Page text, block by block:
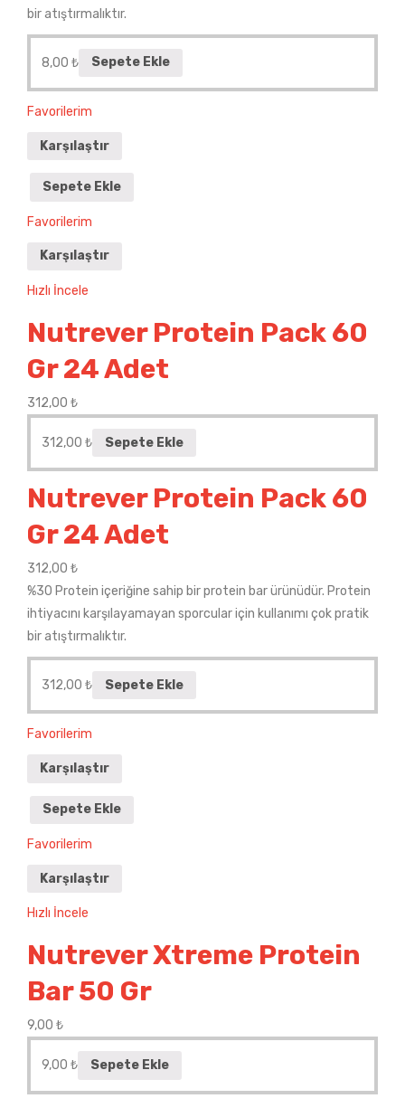
bir atıştırmalıktır.
8,00 ₺ Sepete Ekle
Favorilerim
Karşılaştır
Sepete Ekle
Favorilerim
Karşılaştır
Hızlı İncele
Nutrever Protein Pack 60
Gr 24 Adet
312,00 ₺
312,00 ₺ Sepete Ekle
Nutrever Protein Pack 60
Gr 24 Adet
312,00 ₺
%30 Protein içeriğine sahip bir protein bar ürünüdür. Protein
ihtiyacını karşılayamayan sporcular için kullanımı çok pratik
bir atıştırmalıktır.
312,00 ₺ Sepete Ekle
Favorilerim
Karşılaştır
Sepete Ekle
Favorilerim
Karşılaştır
Hızlı İncele
Nutrever Xtreme Protein
Bar 50 Gr
9,00 ₺
9,00 ₺ Sepete Ekle